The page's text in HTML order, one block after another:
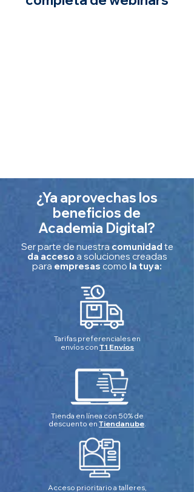
¿Ya aprovechas los
beneficios de
Academia Digital?
Ser parte de nuestra comunidad te
da acceso a soluciones creadas
para empresas como la tuya:
Tarifas preferenciales en
envíos con T1 Envíos
Tienda en línea con 50% de
descuento en Tiendanube.
Acceso prioritario a talleres,